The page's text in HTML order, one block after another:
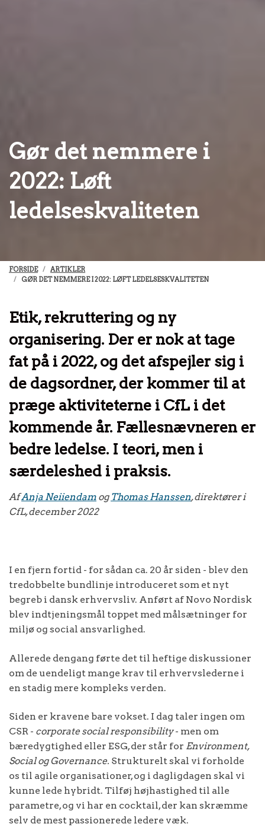
Gør det nemmere i
2022: Løft
ledelseskvaliteten
FORSIDE
ARTIKLER
GØR DET NEMMERE I 2022: LØFT LEDELSESKVALITETEN
Etik, rekruttering og ny
organisering. Der er nok at tage
fat på i 2022, og det afspejler sig i
de dagsordner, der kommer til at
præge aktiviteterne i CfL i det
kommende år. Fællesnævneren er
bedre ledelse. I teori, men i
særdeleshed i praksis.
AfAnja Neiiendam og Thomas Hanssen, direktører i
CfL, december 2022
I en fjern fortid - for sådan ca. 20 år siden - blev den
tredobbelte bundlinje introduceret som et nyt
begreb i dansk erhvervsliv. Anført af Novo Nordisk
blev indtjeningsmål toppet med målsætninger for
miljø og social ansvarlighed.
Allerede dengang førte det til heftige diskussioner
om de uendeligt mange krav til erhvervslederne i
en stadig mere kompleks verden.
Siden er kravene bare vokset. I dag taler ingen om
CSR - corporate social responsibility- men om
bæredygtighed eller ESG, der står for Environment,
Social og Governance. Strukturelt skal vi forholde
os til agile organisationer, og i dagligdagen skal vi
kunne lede hybridt. Tilføj højhastighed til alle
parametre, og vi har en cocktail, der kan skræmme
selv de mest passionerede ledere væk.